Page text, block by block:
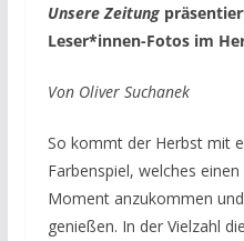
Unsere Zeitung
Leser*innen-Fotos im
Von Oliver Suchanek
So kommt der Herbst mit
Farbenspiel, welches
Moment anzukommen
genießen. In der Vielzahl